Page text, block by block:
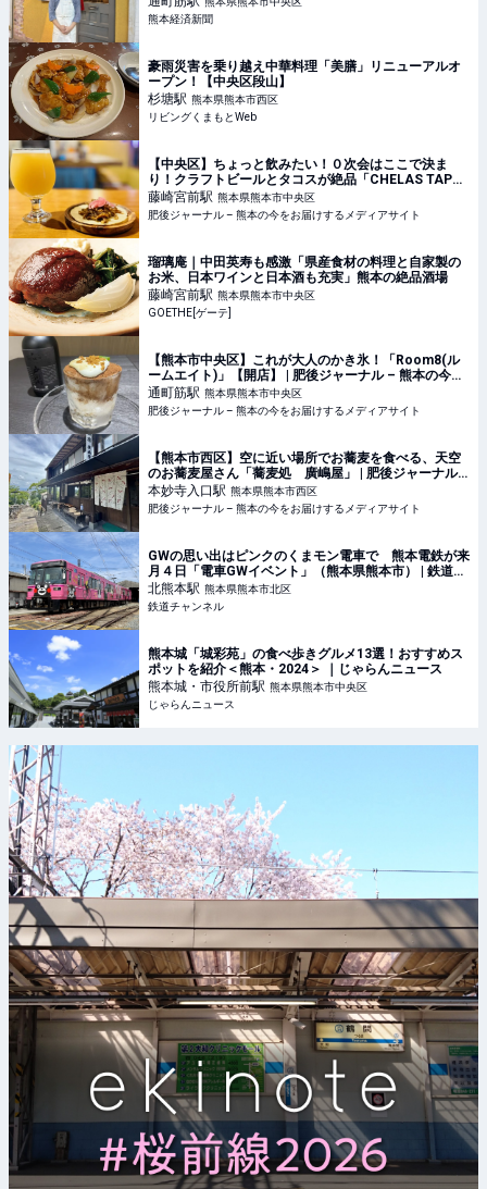
熊本経済新聞
豪雨災害を乗り越え中華料理「美膳」リニューアルオ
ープン！【中央区段山】
杉塘駅 熊本県熊本市西区
リビングくまもとWeb
【中央区】ちょっと飲みたい！０次会はここで決ま
り！クラフトビールとタコスが絶品「CHELAS TAPAS
& BEER」が天国！ | 肥後ジャーナル – 熊本の今をお届
けするメディアサイト
藤崎宮前駅 熊本県熊本市中央区
肥後ジャーナル – 熊本の今をお届けするメディアサイト
瑠璃庵｜中田英寿も感激「県産食材の料理と自家製の
お米、日本ワインと日本酒も充実」熊本の絶品酒場
藤崎宮前駅 熊本県熊本市中央区
GOETHE[ゲーテ]
【熊本市中央区】これが大人のかき氷！「Room8(ル
ームエイト)」【開店】 | 肥後ジャーナル – 熊本の今を
お届けするメディアサイト
通町筋駅 熊本県熊本市中央区
肥後ジャーナル – 熊本の今をお届けするメディアサイト
【熊本市西区】空に近い場所でお蕎麦を食べる、天空
のお蕎麦屋さん「蕎麦処 廣嶋屋」 | 肥後ジャーナル –
熊本の今をお届けするメディアサイト
本妙寺入口駅 熊本県熊本市西区
肥後ジャーナル – 熊本の今をお届けするメディアサイト
GWの思い出はピンクのくまモン電車で 熊本電鉄が来
月４日「電車GWイベント」（熊本県熊本市） | 鉄道ニ
ュース | 鉄道チャンネル
北熊本駅 熊本県熊本市北区
鉄道チャンネル
熊本城「城彩苑」の食べ歩きグルメ13選！おすすめス
ポットを紹介＜熊本・2024＞ ｜じゃらんニュース
熊本城・市役所前駅 熊本県熊本市中央区
じゃらんニュース